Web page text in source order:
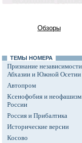
Обзоры
ТЕМЫ НОМЕРА
Признание независимости
Абхазии и Южной Осетии
Автопром
Ксенофобия и неофашизм
России
Россия и Прибалтика
Исторические версии
Косово